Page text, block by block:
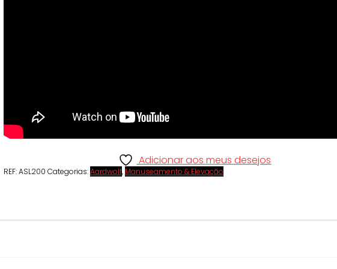
Adicionar aos meus desejos
REF:ASL200 Categorias:Aardwolf, Manuseamento & Elevação